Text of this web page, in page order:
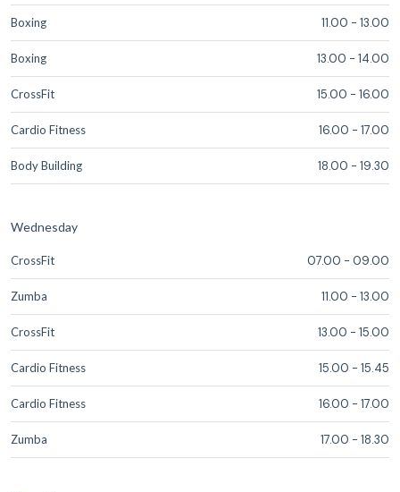
Boxing 11.00 - 13.00
Boxing 13.00 - 14.00
CrossFit 15.00 - 16.00
Cardio Fitness 16.00 - 17.00
Body Building 18.00 - 19.30
Wednesday
CrossFit 07.00 - 09.00
Zumba 11.00 - 13.00
CrossFit 13.00 - 15.00
Cardio Fitness 15.00 - 15.45
Cardio Fitness 16.00 - 17.00
Zumba 17.00 - 18.30